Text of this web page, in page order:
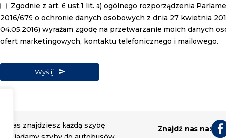
Zgodnie z art. 6 ust.1 lit. a) ogólnego rozporządzenia
2016/679 o ochronie danych osobowych z dnia 27 kwietnia
04.05.2016) wyrażam zgodę na przetwarzanie moich danych
ofert marketingowych, kontaktu telefonicznego i mailowego.
Wyślij
U nas znajdziesz każdą szybę
Znajdź nas na: